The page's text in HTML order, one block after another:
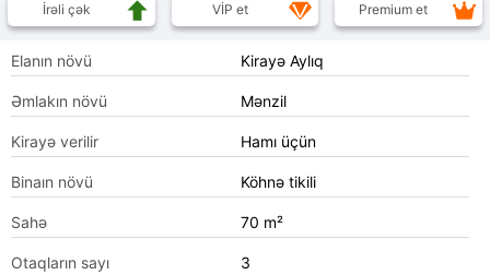
İrəli çək
VİP et
Premium et
Elanın növü Kirayə Aylıq
Əmlakın növü Mənzil
Kirayə verilir Hamı üçün
Binaın növü Köhnə tikili
Sahə 70 m²
Otaqların sayı 3